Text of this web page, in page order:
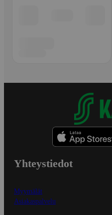
Yhteystiedot
Myymälät
Asiakaspalvelu